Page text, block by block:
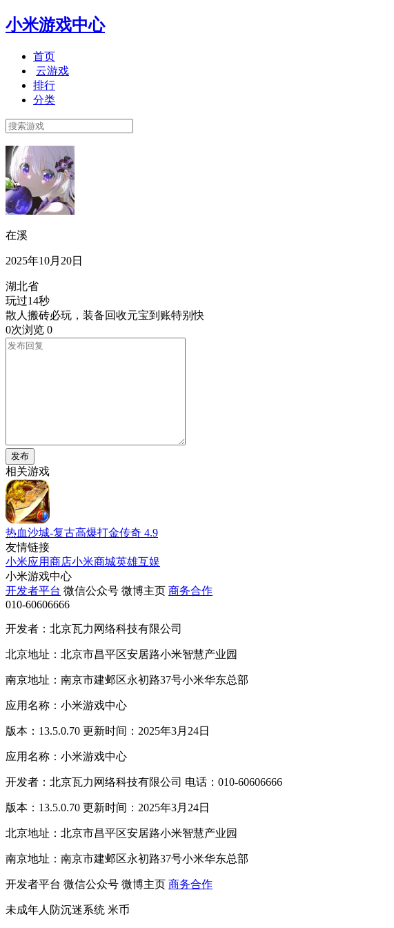
小米游戏中心
首页
云游戏
排行
分类
在溪
2025年10月20日
湖北省
玩过14秒
散人搬砖必玩，装备回收元宝到账特别快
0次浏览 0
发布
相关游戏
热血沙城-复古高爆打金传奇 4.9
友情链接
小米应用商店小米商城英雄互娱
小米游戏中心
开发者平台 微信公众号 微博主页 商务合作
010-60606666
开发者：北京瓦力网络科技有限公司
北京地址：北京市昌平区安居路小米智慧产业园
南京地址：南京市建邺区永初路37号小米华东总部
应用名称：小米游戏中心
版本：13.5.0.70 更新时间：2025年3月24日
应用名称：小米游戏中心
开发者：北京瓦力网络科技有限公司 电话：010-60606666
版本：13.5.0.70 更新时间：2025年3月24日
北京地址：北京市昌平区安居路小米智慧产业园
南京地址：南京市建邺区永初路37号小米华东总部
开发者平台 微信公众号 微博主页 商务合作
未成年人防沉迷系统 米币